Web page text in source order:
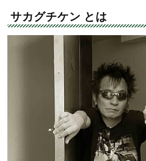
サカグチケン とは